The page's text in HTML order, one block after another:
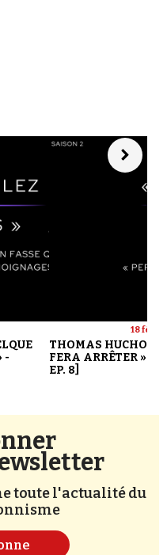
-
18
THOMAS HUCHON :
FERA ARRÊTER » -
EP. 8]
toute l'actualité du